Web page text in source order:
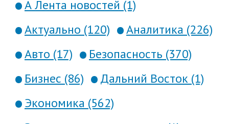
А Лента новостей (1)
Актуально (120)
Аналитика (226)
Авто (17)
Безопасность (370)
Бизнес (86)
Дальний Восток (1)
Экономика (562)